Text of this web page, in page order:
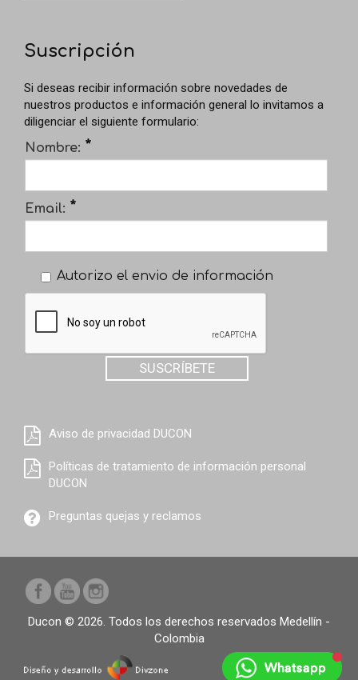
Suscripción
Si deseas recibir información sobre novedades de
nuestros productos e información general lo invitamos a
diligenciar el siguiente formulario:
Nombre: *
Email: *
Autorizo el envio de información
SUSCRÍBETE
Aviso de privacidad DUCON
Políticas de tratamiento de información personal
DUCON
Preguntas quejas y reclamos
Ducon © 2026. Todos los derechos reservados Medellín -
Colombia